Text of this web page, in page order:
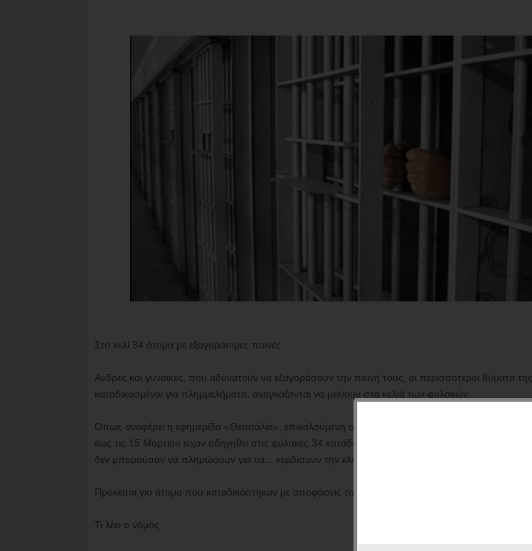
Στο κελί 34 άτομα με εξαγοράσιμες ποινές
Ανδρες και γυναίκες, που αδυνατούν να εξαγοράσουν την ποινή τους, οι περισσότεροι θύματα της
καταδικασμένοι για πλημμελήματα, αναγκάζονται να μείνουν στα κελιά των φυλακών.
Οπως αναφέρει η εφημερίδα «Θεσσαλία», επικαλούμενη στοιχεία της Εισαγγελίας Βόλου, από
έως τις 15 Μαρτίου είχαν οδηγηθεί στις φυλακές 34 καταδικασθέντες, οι ποινές των οποίων ήταν
δεν μπορούσαν να πληρώσουν για να... κερδίσουν την ελευθερία τους.
Πρόκειται για άτομα που καταδικάστηκαν με αποφάσεις του Μονομελούς και του Τριμελούς
Τι λέει ο νόμος